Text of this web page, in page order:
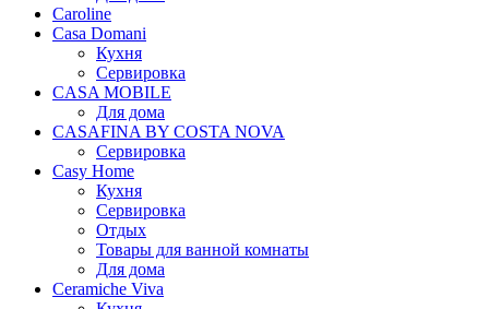
Caroline
Casa Domani
Кухня
Сервировка
CASA MOBILE
Для дома
CASAFINA BY COSTA NOVA
Сервировка
Casy Home
Кухня
Сервировка
Отдых
Товары для ванной комнаты
Для дома
Ceramiche Viva